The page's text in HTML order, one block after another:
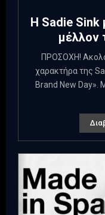
Η Sadie Sink
μέλλον
ΠΡΟΣΟΧΗ!
χαρακτήρα της
Brand New Day».